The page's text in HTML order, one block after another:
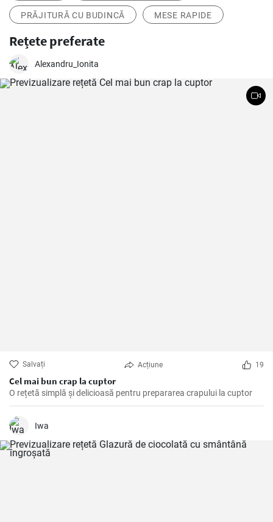
PRĂJITURĂ CU BUDINCĂ MESE RAPIDE
Rețete preferate
Alexandru_Ionita
Salvați Acțiune 19
Cel mai bun crap la cuptor
O rețetă simplă și delicioasă pentru prepararea crapului la cuptor
Iwa